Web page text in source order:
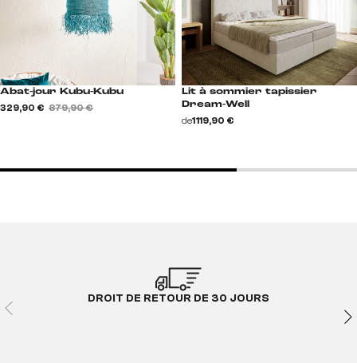
Abat-jour Kubu-Kubu
329,90 € 879,90 €
Lit à sommier tapissier
Dream-Well
de1 119,90 €
DROIT DE RETOUR DE 30 JOURS